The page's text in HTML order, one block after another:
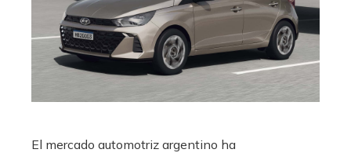
El mercado automotriz argentino ha